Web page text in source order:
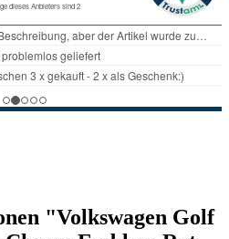
"Volkswagen Golf